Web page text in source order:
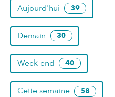
Aujourd'hui 39
Demain 30
Week-end 40
Cette semaine 58